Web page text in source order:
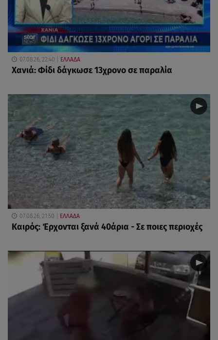
07.08.26, 22:40 ΕΛΛΑΔΑ
Χανιά: Φίδι δάγκωσε 13χρονο σε παραλία
07.08.26, 21:50 ΕΛΛΑΔΑ
Καιρός: Έρχονται ξανά 40άρια - Σε ποιες περιοχές